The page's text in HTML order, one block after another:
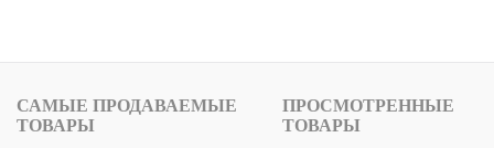
САМЫЕ ПРОДАВАЕМЫЕ
ТОВАРЫ
ПРОСМОТРЕННЫЕ
ТОВАРЫ